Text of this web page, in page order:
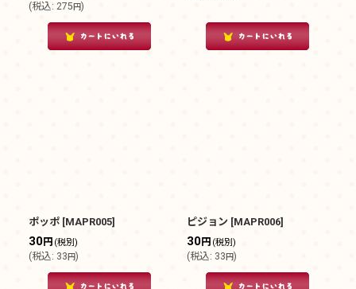
(税込: 275円)
ポッポ [MAPR005]
30円 (税別)
(税込: 33円)
ピジョン [MAPR006]
30円 (税別)
(税込: 33円)